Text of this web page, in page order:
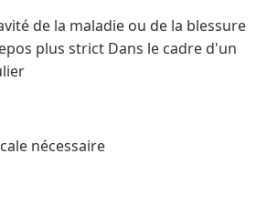
de la maladie ou de la blessure
plus strict Dans le cadre d'un
nécessaire